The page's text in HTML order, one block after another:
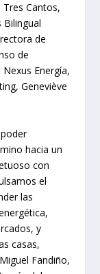
Cantos,
Bilingual
de
de
Energía,
Geneviève
hacia un
con
el
las
y
casas,
Fandiño,